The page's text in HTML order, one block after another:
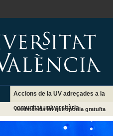
Accions de la UV adreçades a la
comunitat universitària
Assistència en quiropòdia gratuïta